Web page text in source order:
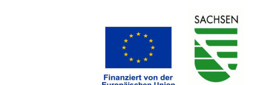
Flemmingstraße 4 (Haus C)